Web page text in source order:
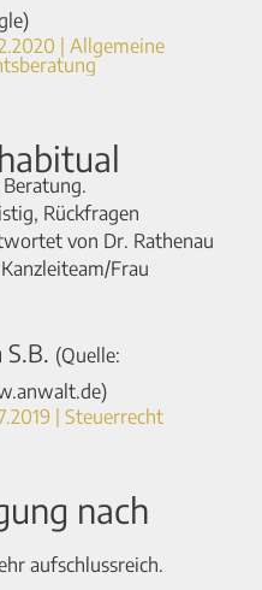
| Allgemeine
Rückfragen
von Dr. Rathenau
Frau
(Quelle:
| Steuerrecht
nach
aufschlussreich.